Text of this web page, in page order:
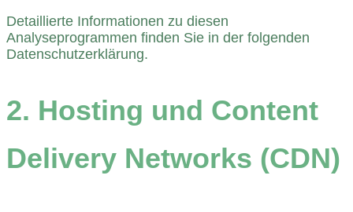
Detaillierte Informationen zu diesen
Analyseprogrammen finden Sie in der folgenden
Datenschutzerklärung.
2. Hosting und Content
Delivery Networks (CDN)